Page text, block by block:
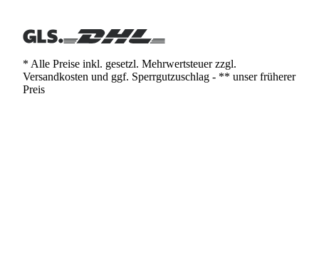
* Alle Preise inkl. gesetzl. Mehrwertsteuer zzgl.
Versandkosten und ggf. Sperrgutzuschlag - ** unser früherer
Preis